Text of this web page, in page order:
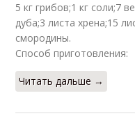
5 кг грибов;1 кг соли;7
дуба;3 листа хрена;15
смородины.
Способ приготовления:
Читать дальше →